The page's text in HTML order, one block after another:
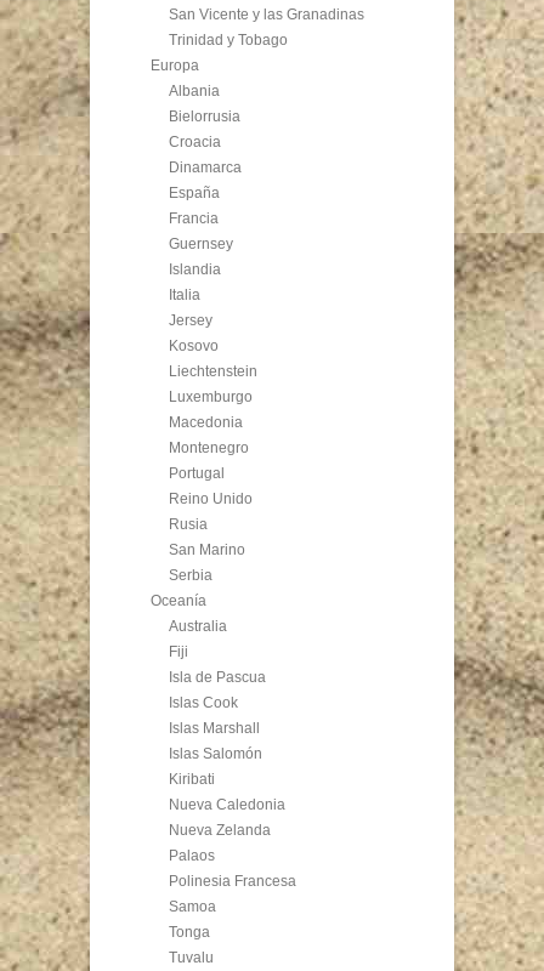
San Vicente y las Granadinas
Trinidad y Tobago
Europa
Albania
Bielorrusia
Croacia
Dinamarca
España
Francia
Guernsey
Islandia
Italia
Jersey
Kosovo
Liechtenstein
Luxemburgo
Macedonia
Montenegro
Portugal
Reino Unido
Rusia
San Marino
Serbia
Oceanía
Australia
Fiji
Isla de Pascua
Islas Cook
Islas Marshall
Islas Salomón
Kiribati
Nueva Caledonia
Nueva Zelanda
Palaos
Polinesia Francesa
Samoa
Tonga
Tuvalu